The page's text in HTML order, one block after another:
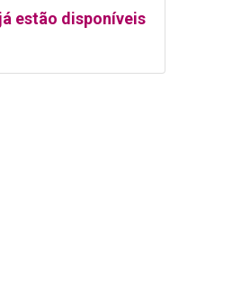
estão disponíveis